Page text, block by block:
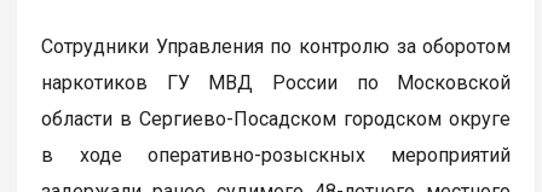
Сотрудники Управления по контролю за оборотом
наркотиков ГУ МВД России по Московской
области в Сергиево-Посадском городском округе
в ходе оперативно-розыскных мероприятий